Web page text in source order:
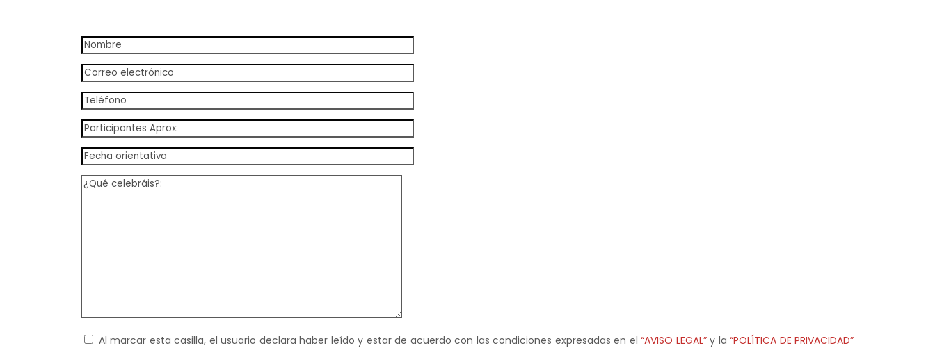
Al marcar esta casilla, el usuario declara haber leído y estar de acuerdo con las condiciones expresadas en el “AVISO LEGAL”y la “POLÍTICA DE PRIVACIDAD”